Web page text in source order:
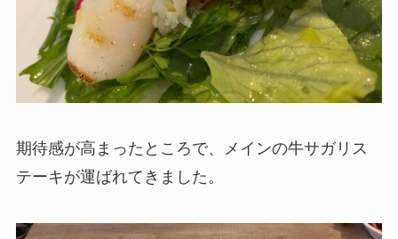
期待感が高まったところで、メインの牛サガリス
テーキが運ばれてきました。